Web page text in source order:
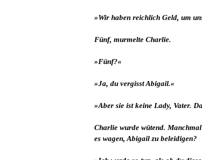
»Wir haben reichlich Geld, um
Fünf, murmelte Charlie.
»Fünf?«
»Ja, du vergisst Abigail.«
»Aber sie ist keine Lady, Vater.
Charlie wurde wütend.
es wagen, Abigail zu beleidigen?